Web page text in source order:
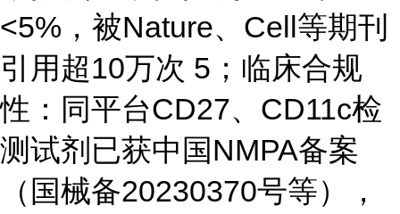
<5%，被Nature、Cell等期刊
引用超10万次 5；临床合规
性：同平台CD27、CD11c检
测试剂已获中国NMPA备案
（国械备20230370号等），